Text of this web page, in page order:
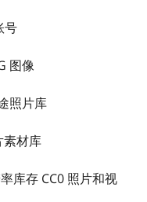
号
图像
照片库
素材库
库存 CC0 照片和视